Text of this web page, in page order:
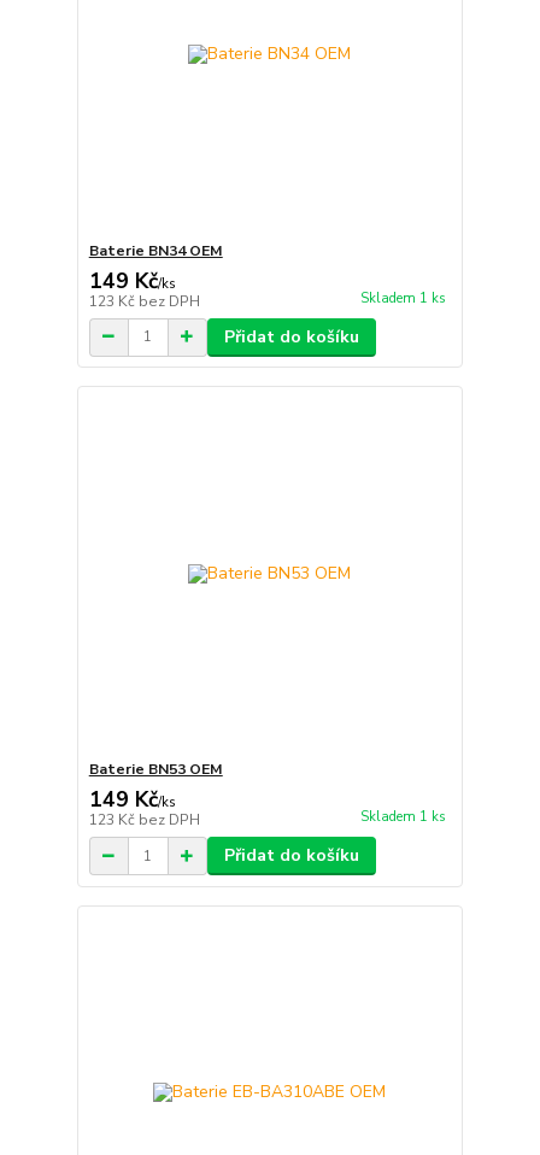
Baterie BN34 OEM
149 Kč/ks
123 Kč bez DPH Skladem 1 ks
Přidat do košíku
Baterie BN53 OEM
149 Kč/ks
123 Kč bez DPH Skladem 1 ks
Přidat do košíku